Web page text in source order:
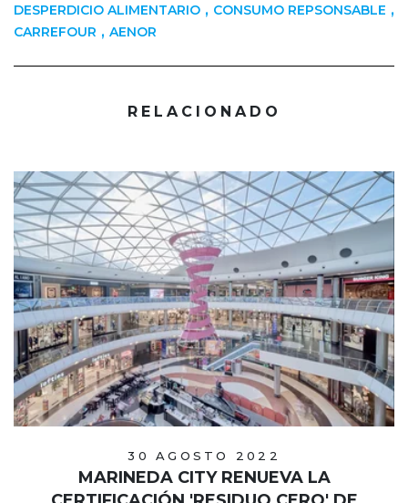
DESPERDICIO ALIMENTARIO , CONSUMO REPSONSABLE ,
CARREFOUR , AENOR
RELACIONADO
30 AGOSTO 2022
MARINEDA CITY RENUEVA LA